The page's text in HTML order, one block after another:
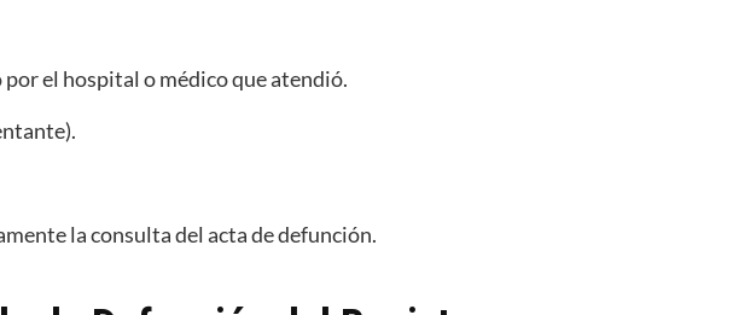
el hospital o médico que atendió.
la consulta del acta de defunción.